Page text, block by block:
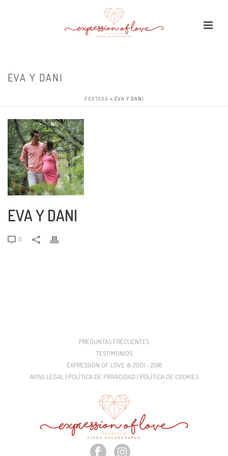
EVA Y DANI
PORTADA » EVA Y DANI
EVA Y DANI
0
PREGUNTAS FRECUENTES
TESTIMONIOS
EXPRESSION OF LOVE © 2001 - 2018
AVISO LEGAL | POLÍTICA DE PRIVACIDAD | POLÍTICA DE COOKIES